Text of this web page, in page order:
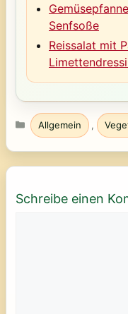
Senfsoße
Reissalat mit
Kategorien
Allgemein ,
Schreibe einen